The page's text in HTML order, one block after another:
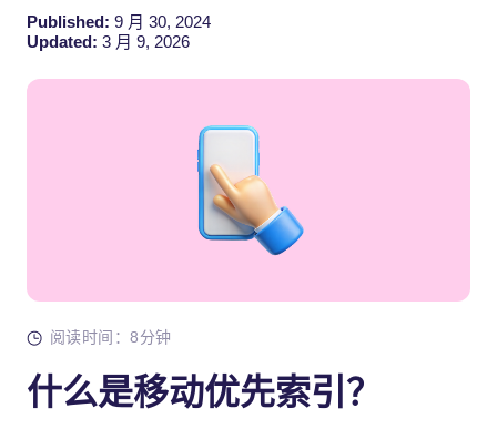
Published: 9 月 30, 2024
Updated: 3 月 9, 2026
阅读时间：8分钟
什么是移动优先索引？